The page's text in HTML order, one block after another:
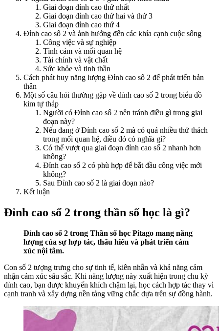
Giai đoạn đỉnh cao thứ nhất
Giai đoạn đỉnh cao thứ hai và thứ 3
Giai đoạn đỉnh cao thứ 4
Đỉnh cao số 2 và ảnh hưởng đến các khía cạnh cuộc sống
Công việc và sự nghiệp
Tình cảm và mối quan hệ
Tài chính và vật chất
Sức khỏe và tinh thần
Cách phát huy năng lượng Đỉnh cao số 2 để phát triển bản
thân
Một số câu hỏi thường gặp về đỉnh cao số 2 trong biểu đồ
kim tự tháp
Người có Đỉnh cao số 2 nên tránh điều gì trong giai
đoạn này?
Nếu đang ở Đỉnh cao số 2 mà có quá nhiều thử thách
trong mối quan hệ, điều đó có nghĩa gì?
Có thể vượt qua giai đoạn đỉnh cao số 2 nhanh hơn
không?
Đỉnh cao số 2 có phù hợp để bắt đầu công việc mới
không?
Sau Đỉnh cao số 2 là giai đoạn nào?
Kết luận
Đỉnh cao số 2 trong thần số học là gì?
Đỉnh cao số 2 trong Thần số học Pitago mang năng
lượng của sự hợp tác, thấu hiểu và phát triển cảm
xúc nội tâm.
Con số 2 tượng trưng cho sự tinh tế, kiên nhẫn và khả năng cảm
nhận cảm xúc sâu sắc. Khi năng lượng này xuất hiện trong chu kỳ
đỉnh cao, bạn được khuyến khích chậm lại, học cách hợp tác thay vì
cạnh tranh và xây dựng nền tảng vững chắc dựa trên sự đồng hành.